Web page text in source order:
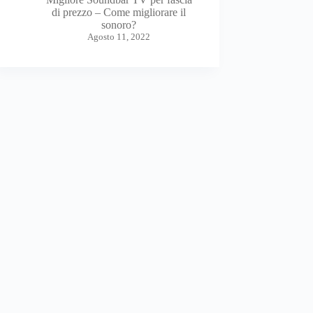
di prezzo – Come migliorare il
sonoro?
Agosto 11, 2022